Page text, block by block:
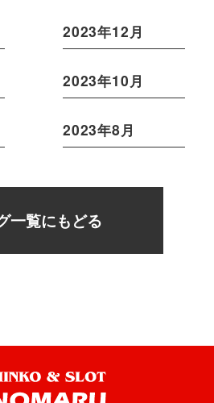
2023年12月
2023年10月
2023年8月
一覧にもどる